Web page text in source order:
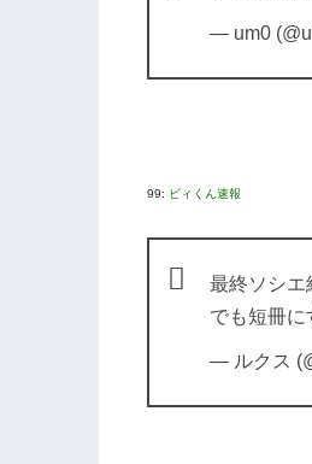
— um0
99: ビィくん速報
最終ソシエ
でも短冊
— ルクス